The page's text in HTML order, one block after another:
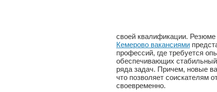
своей квалификации.
Кемерово вакансиями
профессий, где требуется
обеспечивающих
ряда задач. Причем, новые
что позволяет соискателям
своевременно.